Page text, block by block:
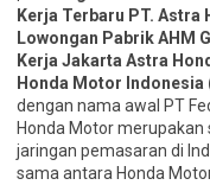
Kerja Terbaru PT. Astra
Lowongan Pabrik AHM
Kerja Jakarta Astra
Honda Motor Indonesia
dengan nama awal PT
Honda Motor
jaringan pemasaran di
sama antara Honda